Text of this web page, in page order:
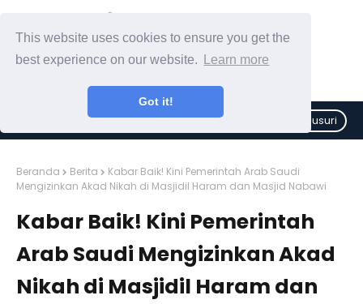
This website uses cookies to ensure you get the
best experience on our website.
Learn more
Got it!
Telusuri
Beranda Berita
Kabar Baik! Kini Pemerintah Arab Saudi
Mengizinkan Akad Nikah di Masjidil Haram dan Masjid Nabawi
Kabar Baik! Kini Pemerintah
Arab Saudi Mengizinkan Akad
Nikah di Masjidil Haram dan